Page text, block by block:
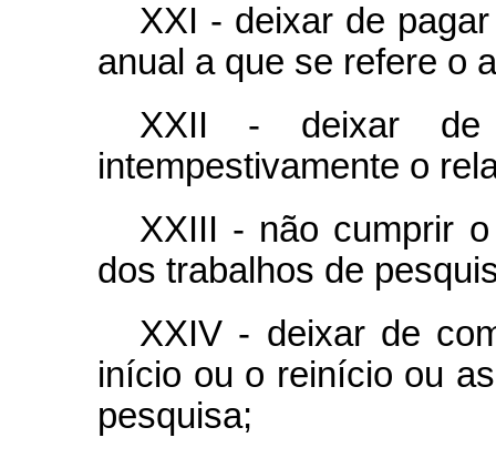
XXI - deixar de
anual a que se refere o
XXII - deixar de
intempestivamente o
XXIII - não cumprir
dos trabalhos de
XXIV - deixar de
início ou o reinício ou
pesquisa;